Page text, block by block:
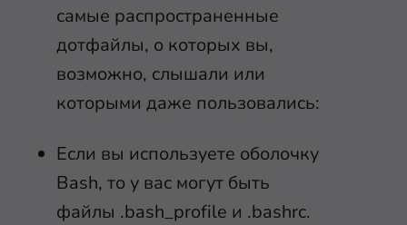
самые распространенные
дотфайлы, о которых вы,
возможно, слышали или
которыми даже пользовались:
Если вы используете оболочку
Bash, то у вас могут быть
файлы .bash_profile и .bashrc.